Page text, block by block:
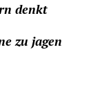
denkt
zu jagen